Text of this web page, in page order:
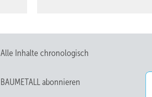
Alle Inhalte chronologisch
BAUMETALL abonnieren